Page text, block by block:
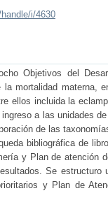
i/4630
Objetivos del
mortalidad materna,
ellos incluida la
a las unidades
de las
bibliográfica de
y Plan de atención
Se estructuro
y Plan de